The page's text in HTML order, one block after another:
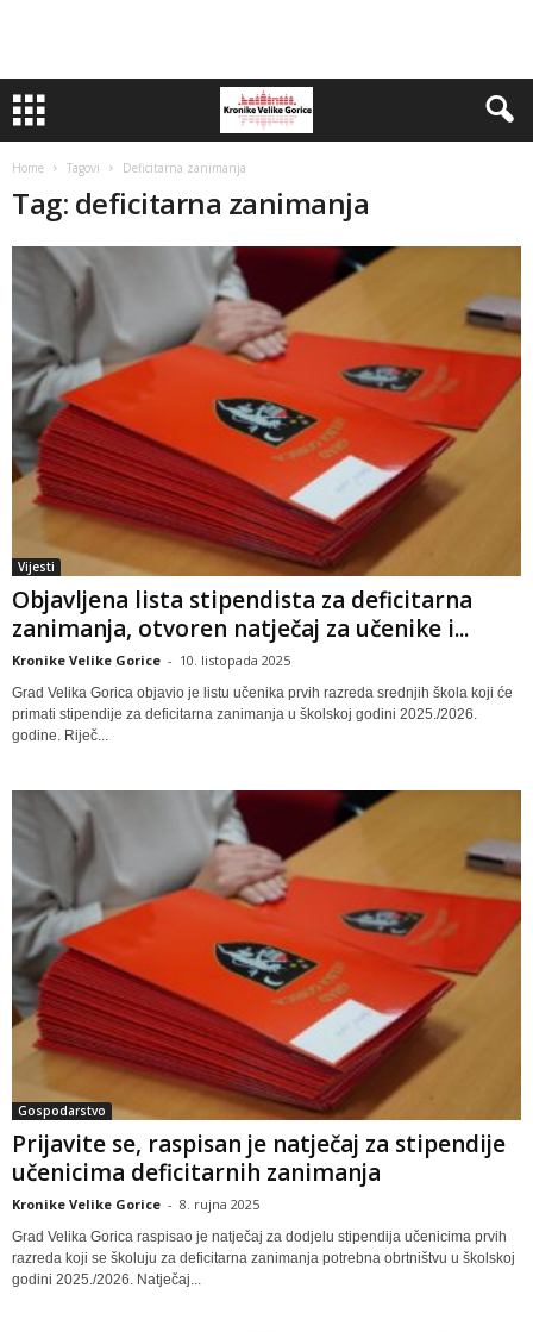
Home Tagovi Deficitarna zanimanja
Tag: deficitarna zanimanja
Vijesti
Objavljena lista stipendista za deficitarna
zanimanja, otvoren natječaj za učenike i...
Kronike Velike Gorice - 10. listopada 2025
Grad Velika Gorica objavio je listu učenika prvih razreda srednjih škola koji će
primati stipendije za deficitarna zanimanja u školskoj godini 2025./2026.
godine. Riječ...
Gospodarstvo
Prijavite se, raspisan je natječaj za stipendije
učenicima deficitarnih zanimanja
Kronike Velike Gorice - 8. rujna 2025
Grad Velika Gorica raspisao je natječaj za dodjelu stipendija učenicima prvih
razreda koji se školuju za deficitarna zanimanja potrebna obrtništvu u školskoj
godini 2025./2026. Natječaj...